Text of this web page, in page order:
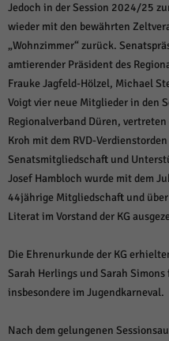
Jedoch in der Session 2024/25
wieder mit den bewährten
„Wohnzimmer“ zurück.
amtierender Präsident des
Frauke Jagfeld-Hölzel, Michael
Voigt vier neue Mitglieder in den
Regionalverband Düren,
Kroh mit dem RVD-
Senatsmitgliedschaft und
Josef Hambloch wurde mit dem
44jährige Mitgliedschaft und
Literat im Vorstand der KG
Die Ehrenurkunde der KG
Sarah Herlings und Sarah
insbesondere im Jugendkarneval.
Nach dem gelungenen